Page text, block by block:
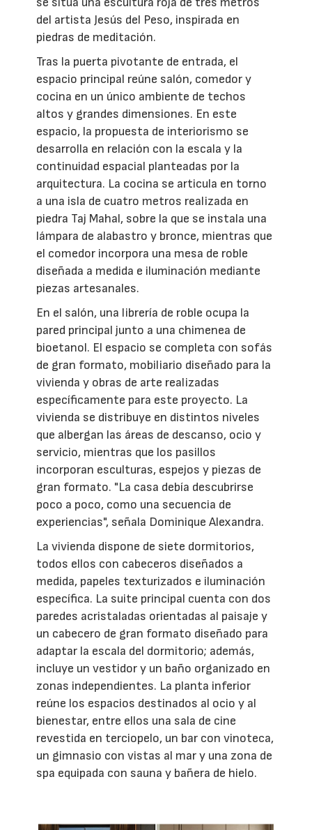
del artista Jesús del Peso, inspirada en
piedras de meditación.
Tras la puerta pivotante de entrada, el
espacio principal reúne salón, comedor y
cocina en un único ambiente de techos
altos y grandes dimensiones. En este
espacio, la propuesta de interiorismo se
desarrolla en relación con la escala y la
continuidad espacial planteadas por la
arquitectura. La cocina se articula en torno
a una isla de cuatro metros realizada en
piedra Taj Mahal, sobre la que se instala una
lámpara de alabastro y bronce, mientras que
el comedor incorpora una mesa de roble
diseñada a medida e iluminación mediante
piezas artesanales.
En el salón, una librería de roble ocupa la
pared principal junto a una chimenea de
bioetanol. El espacio se completa con sofás
de gran formato, mobiliario diseñado para la
vivienda y obras de arte realizadas
específicamente para este proyecto. La
vivienda se distribuye en distintos niveles
que albergan las áreas de descanso, ocio y
servicio, mientras que los pasillos
incorporan esculturas, espejos y piezas de
gran formato. "La casa debía descubrirse
poco a poco, como una secuencia de
experiencias", señala Dominique Alexandra.
La vivienda dispone de siete dormitorios,
todos ellos con cabeceros diseñados a
medida, papeles texturizados e iluminación
específica. La suite principal cuenta con dos
paredes acristaladas orientadas al paisaje y
un cabecero de gran formato diseñado para
adaptar la escala del dormitorio; además,
incluye un vestidor y un baño organizado en
zonas independientes. La planta inferior
reúne los espacios destinados al ocio y al
bienestar, entre ellos una sala de cine
revestida en terciopelo, un bar con vinoteca,
un gimnasio con vistas al mar y una zona de
spa equipada con sauna y bañera de hielo.